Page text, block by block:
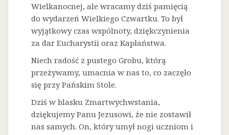
Wielkanocnej, ale wracamy dziś pamięcią
do wydarzeń Wielkiego Czwartku. To był
wyjątkowy czas wspólnoty, dziękczynienia
za dar Eucharystii oraz Kapłaństwa.
Niech radość z pustego Grobu, którą
przeżywamy, umacnia w nas to, co zaczęło
się przy Pańskim Stole.
Dziś w blasku Zmartwychwstania,
dziękujemy Panu Jezusowi, że nie zostawił
nas samych. On, który umył nogi uczniom i